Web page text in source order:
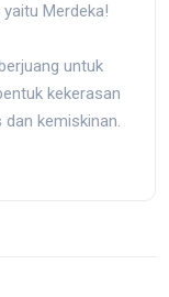
Merdeka!
untuk
kekerasan
kemiskinan.